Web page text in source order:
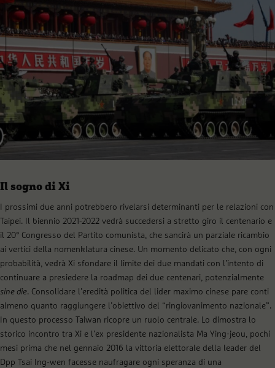
Il sogno di Xi
I prossimi due anni potrebbero rivelarsi determinanti per le relazioni con
Taipei. Il biennio 2021-2022 vedrà succedersi a stretto giro il centenario e
il 20° Congresso del Partito comunista, che sancirà un parziale ricambio
ai vertici della nomenklatura cinese. Un momento delicato che, con ogni
probabilità, vedrà Xi sfondare il limite dei due mandati con l’intento di
continuare a presiedere la roadmap dei due centenari, potenzialmente
sine die. Consolidare l’eredità politica del lider maximo cinese pare conti
almeno quanto raggiungere l’obiettivo del “ringiovanimento nazionale”.
In questo processo Taiwan ricopre un ruolo centrale. Lo dimostra lo
storico incontro tra Xi e l’ex presidente nazionalista Ma Ying-jeou, pochi
mesi prima che nel gennaio 2016 la vittoria elettorale della leader del
Dpp Tsai Ing-wen facesse naufragare ogni speranza di una